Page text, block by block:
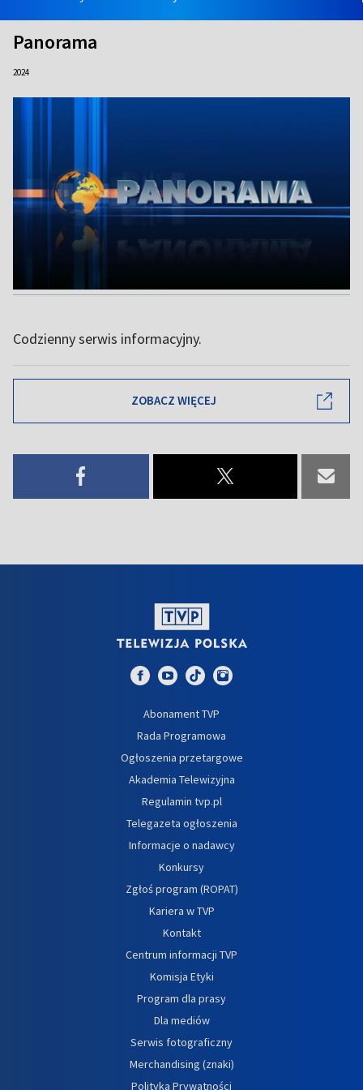
Panorama
2024
Codzienny serwis informacyjny.
ZOBACZ WIĘCEJ
Abonament TVP
Rada Programowa
Ogłoszenia przetargowe
Akademia Telewizyjna
Regulamin tvp.pl
Telegazeta ogłoszenia
Informacje o nadawcy
Konkursy
Zgłoś program (ROPAT)
Kariera w TVP
Kontakt
Centrum informacji TVP
Komisja Etyki
Program dla prasy
Dla mediów
Serwis fotograficzny
Merchandising (znaki)
Polityka Prywatności